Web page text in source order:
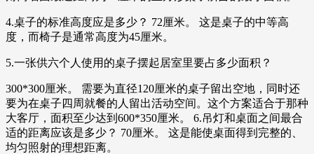
4.桌子的标准高度应是多少？ 72厘米。 这是桌子的中等高
度，而椅子是通常高度为45厘米。
5.一张供六个人使用的桌子摆起居室里要占多少面积？
300*300厘米。 需要为直径120厘米的桌子留出空地，同时还
要为在桌子四周就餐的人留出活动空间。这个方案适合于那种
大客厅，面积至少达到600*350厘米。 6.吊灯和桌面之间最合
适的距离应该是多少？ 70厘米。 这是能使桌面得到完整的、
均匀照射的理想距离。